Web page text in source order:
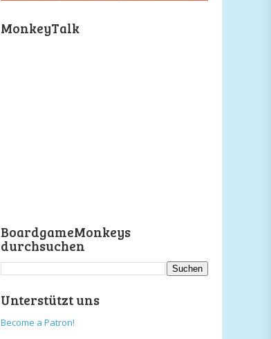
MonkeyTalk
BoardgameMonkeys
durchsuchen
Unterstützt uns
Become a Patron!